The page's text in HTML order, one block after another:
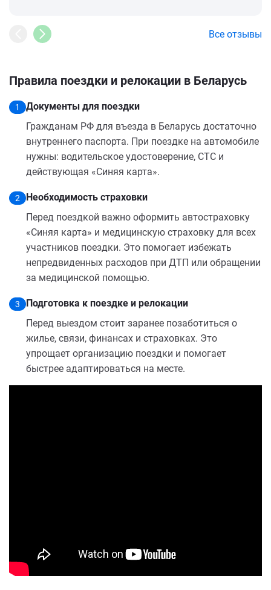
Все отзывы
Правила поездки и релокации в Беларусь
1
Документы для поездки
Гражданам РФ для въезда в Беларусь достаточно
внутреннего паспорта. При поездке на автомобиле
нужны: водительское удостоверение, СТС и
действующая «Синяя карта».
2
Необходимость страховки
Перед поездкой важно оформить автостраховку
«Синяя карта» и медицинскую страховку для всех
участников поездки. Это помогает избежать
непредвиденных расходов при ДТП или обращении
за медицинской помощью.
3
Подготовка к поездке и релокации
Перед выездом стоит заранее позаботиться о
жилье, связи, финансах и страховках. Это
упрощает организацию поездки и помогает
быстрее адаптироваться на месте.